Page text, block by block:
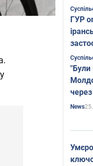
ГУР
"Були
News